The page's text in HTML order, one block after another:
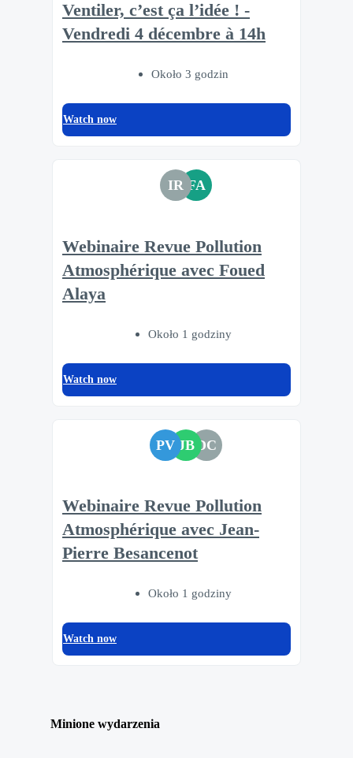
Ventiler, c’est ça l’idée ! -
Vendredi 4 décembre à 14h
Około 3 godzin
Watch now
IR FA
Webinaire Revue Pollution
Atmosphérique avec Foued
Alaya
Około 1 godziny
Watch now
PV JB DC
Webinaire Revue Pollution
Atmosphérique avec Jean-
Pierre Besancenot
Około 1 godziny
Watch now
Minione wydarzenia